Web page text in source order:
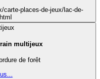
carte-places-de-jeux/lac-de-
multijeux
de forêt